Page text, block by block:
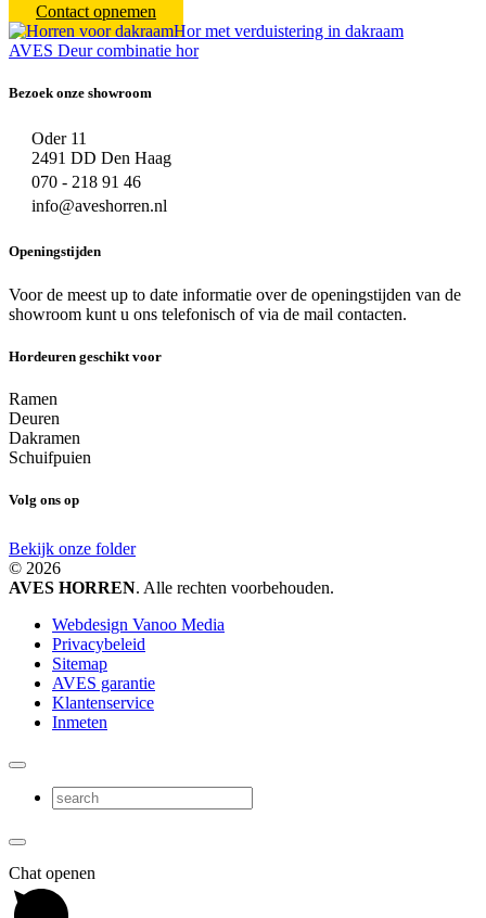
Contact opnemen
Hor met verduistering in dakraam
AVES Deur combinatie hor
Bezoek onze showroom
Oder 11
2491 DD Den Haag
070 - 218 91 46
info@aveshorren.nl
Openingstijden
Voor de meest up to date informatie over de openingstijden van de
showroom kunt u ons telefonisch of via de mail contacten.
Hordeuren geschikt voor
Ramen
Deuren
Dakramen
Schuifpuien
Volg ons op
Bekijk onze folder
© 2026
AVES HORREN. Alle rechten voorbehouden.
Webdesign Vanoo Media
Privacybeleid
Sitemap
AVES garantie
Klantenservice
Inmeten
Chat openen